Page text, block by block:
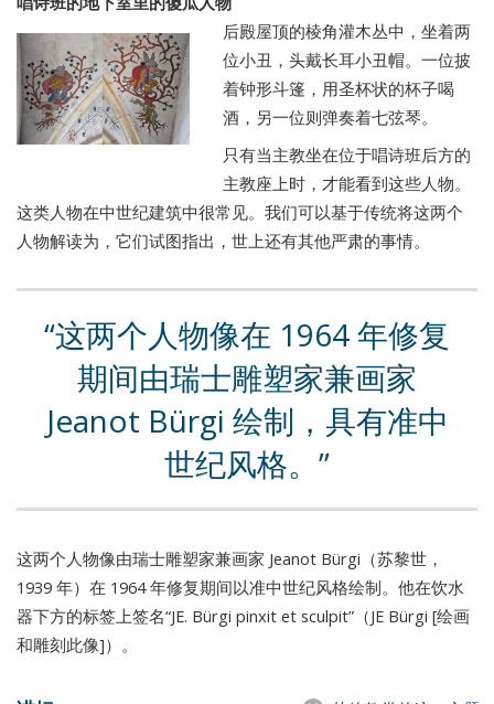
后殿屋顶的棱角灌木丛中，坐着两
位小丑，头戴长耳小丑帽。一位披
着钟形斗篷，用圣杯状的杯子喝
酒，另一位则弹奏着七弦琴。
只有当主教坐在位于唱诗班后方的
主教座上时，才能看到这些人物。
这类人物在中世纪建筑中很常见。我们可以基于传统将这两个
人物解读为，它们试图指出，世上还有其他严肃的事情。
这两个人物像在 1964 年修复
期间由瑞士雕塑家兼画家
Jeanot Bürgi 绘制，具有准中
世纪风格。
这两个人物像由瑞士雕塑家兼画家 Jeanot Bürgi（苏黎世，
1939 年）在 1964 年修复期间以准中世纪风格绘制。他在饮水
器下方的标签上签名“JE. Bürgi pinxit et sculpit”（JE Bürgi [绘画
和雕刻此像]）。